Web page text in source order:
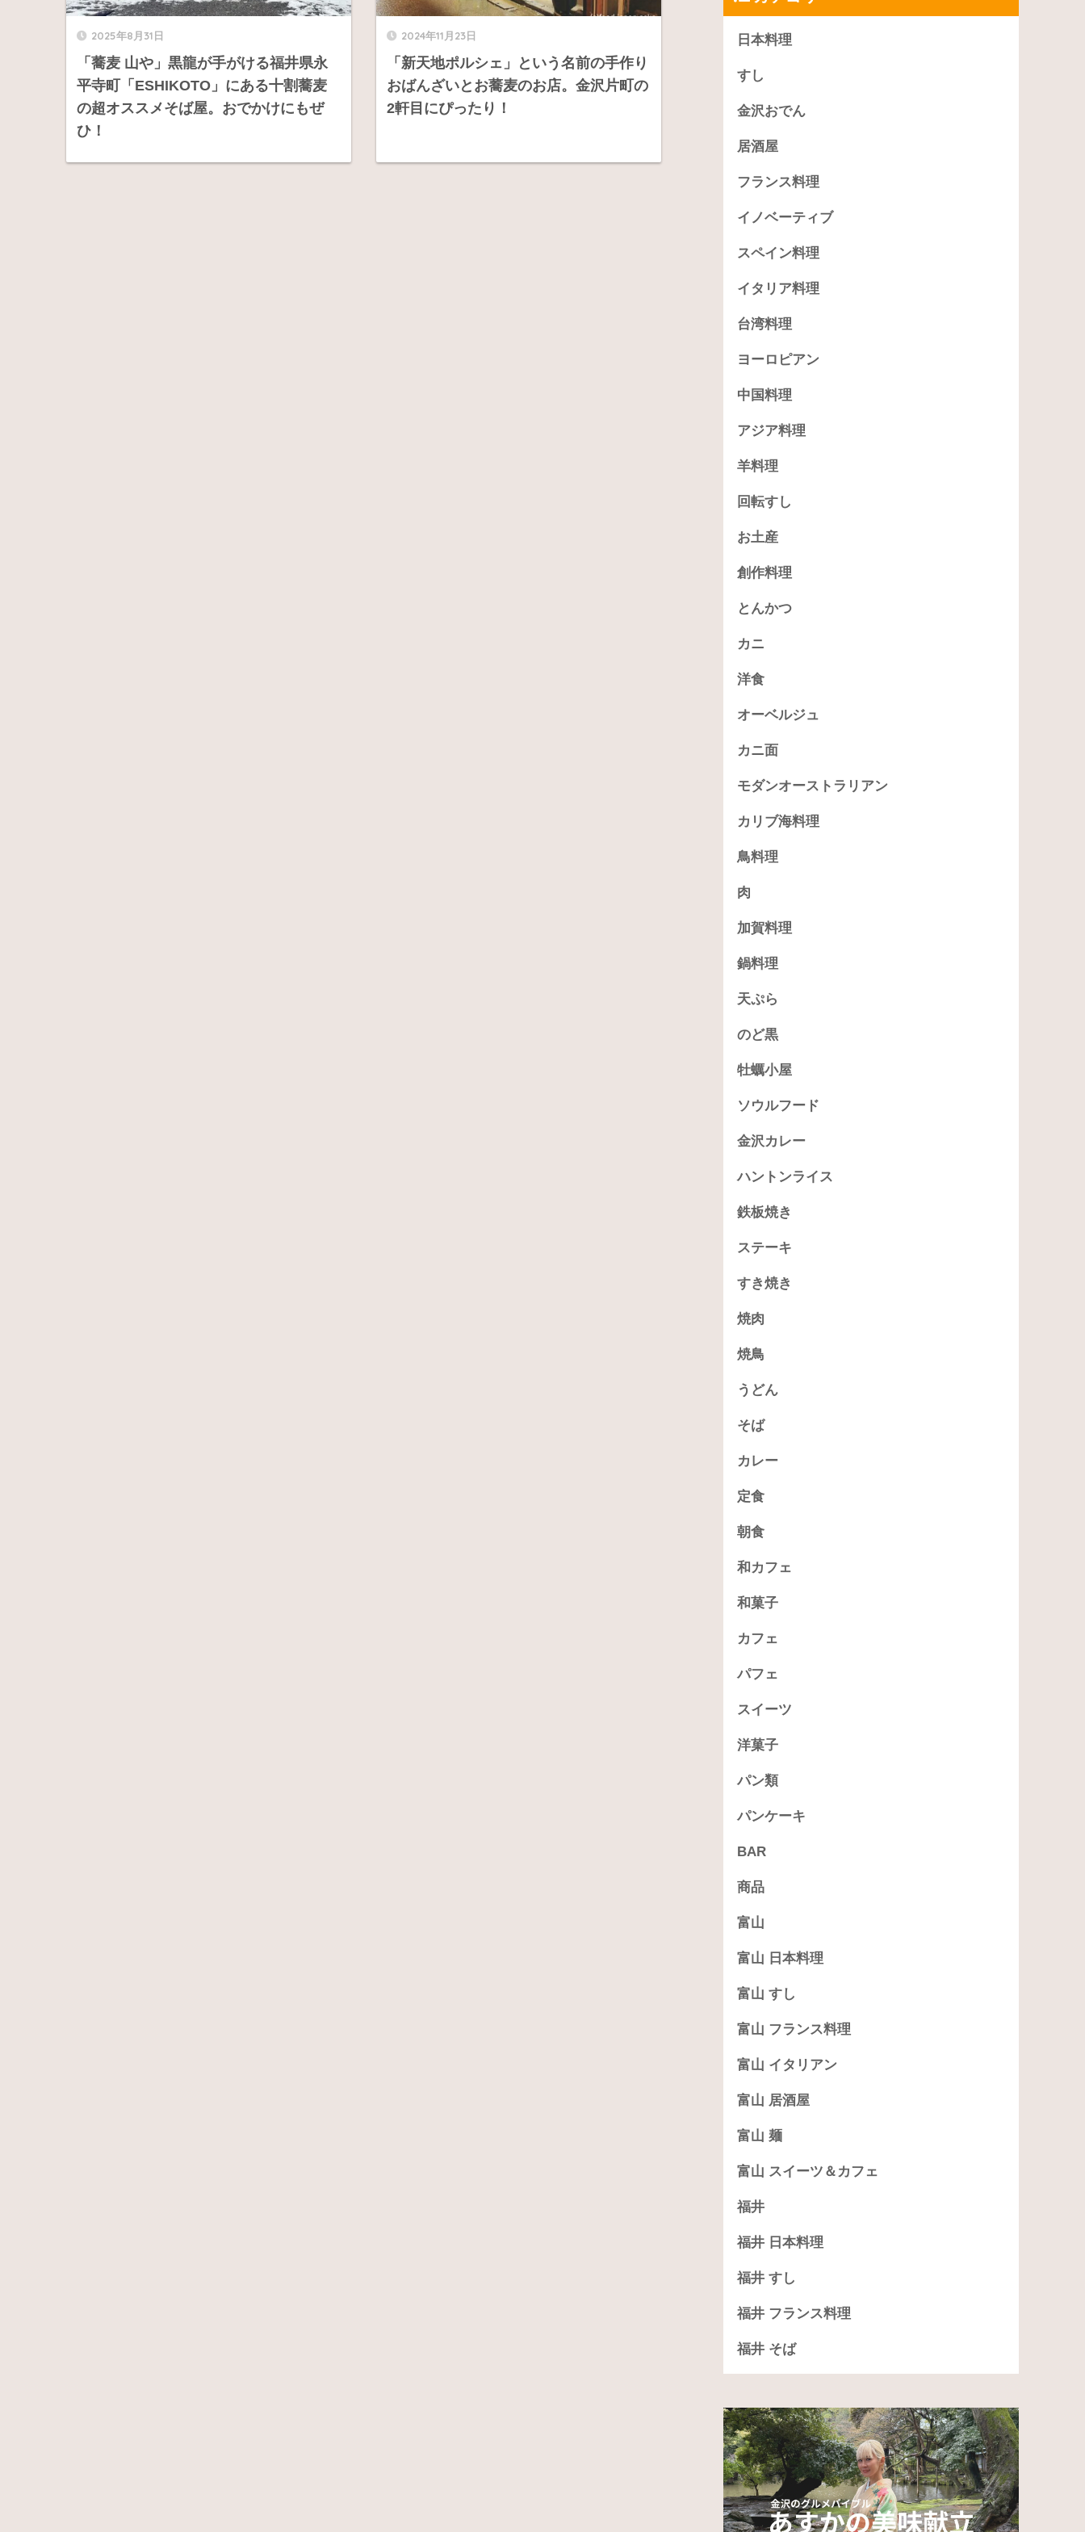
2025年8月31日
「蕎麦 山や」黒龍が手がける福井県永
平寺町「ESHIKOTO」にある十割蕎麦
の超オススメそば屋。おでかけにもぜ
ひ！
2024年11月23日
「新天地ポルシェ」という名前の手作り
おばんざいとお蕎麦のお店。金沢片町の
2軒目にぴったり！
日本料理
すし
金沢おでん
居酒屋
フランス料理
イノベーティブ
スペイン料理
イタリア料理
台湾料理
ヨーロピアン
中国料理
アジア料理
羊料理
回転すし
お土産
創作料理
とんかつ
カニ
洋食
オーベルジュ
カニ面
モダンオーストラリアン
カリブ海料理
鳥料理
肉
加賀料理
鍋料理
天ぷら
のど黒
牡蠣小屋
ソウルフード
金沢カレー
ハントンライス
鉄板焼き
ステーキ
すき焼き
焼肉
焼鳥
うどん
そば
カレー
定食
朝食
和カフェ
和菓子
カフェ
パフェ
スイーツ
洋菓子
パン類
パンケーキ
BAR
商品
富山
富山 日本料理
富山 すし
富山 フランス料理
富山 イタリアン
富山 居酒屋
富山 麺
富山 スイーツ＆カフェ
福井
福井 日本料理
福井 すし
福井 フランス料理
福井 そば